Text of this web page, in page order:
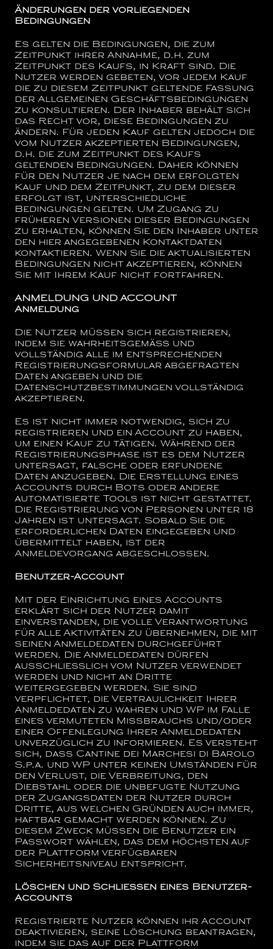
Änderungen der vorliegenden
Bedingungen
Es gelten die Bedingungen, die zum
Zeitpunkt ihrer Annahme, d.h. zum
Zeitpunkt des Kaufs, in Kraft sind. Die
Nutzer werden gebeten, vor jedem Kauf
die zu diesem Zeitpunkt geltende Fassung
der Allgemeinen Geschäftsbedingungen
zu konsultieren. Der Inhaber behält sich
das Recht vor, diese Bedingungen zu
ändern. Für jeden Kauf gelten jedoch die
vom Nutzer akzeptierten Bedingungen,
d.h. die zum Zeitpunkt des Kaufs
geltenden Bedingungen. Daher können
für den Nutzer je nach dem erfolgten
Kauf und dem Zeitpunkt, zu dem dieser
erfolgt ist, unterschiedliche
Bedingungen gelten. Um Zugang zu
früheren Versionen dieser Bedingungen
zu erhalten, können Sie den Inhaber unter
den hier angegebenen Kontaktdaten
kontaktieren. Wenn Sie die aktualisierten
Bedingungen nicht akzeptieren, können
Sie mit Ihrem Kauf nicht fortfahren.
ANMELDUNG UND ACCOUNT
Anmeldung
Die Nutzer müssen sich registrieren,
indem sie wahrheitsgemäß und
vollständig alle im entsprechenden
Registrierungsformular abgefragten
Daten angeben und die
Datenschutzbestimmungen vollständig
akzeptieren.
Es ist nicht immer notwendig, sich zu
registrieren und ein Account zu haben,
um einen Kauf zu tätigen. Während der
Registrierungsphase ist es dem Nutzer
untersagt, falsche oder erfundene
Daten anzugeben. Die Erstellung eines
Accounts durch Bots oder andere
automatisierte Tools ist nicht gestattet.
Die Registrierung von Personen unter 18
Jahren ist untersagt. Sobald Sie die
erforderlichen Daten eingegeben und
übermittelt haben, ist der
Anmeldevorgang abgeschlossen.
Benutzer-Account
Mit der Einrichtung eines Accounts
erklärt sich der Nutzer damit
einverstanden, die volle Verantwortung
für alle Aktivitäten zu übernehmen, die mit
seinen Anmeldedaten durchgeführt
werden. Die Anmeldedaten dürfen
ausschließlich vom Nutzer verwendet
werden und nicht an Dritte
weitergegeben werden. Sie sind
verpflichtet, die Vertraulichkeit Ihrer
Anmeldedaten zu wahren und WP im Falle
eines vermuteten Missbrauchs und/oder
einer Offenlegung Ihrer Anmeldedaten
unverzüglich zu informieren. Es versteht
sich, dass Cantine dei Marchesi di Barolo
S.p.a. und WP unter keinen Umständen für
den Verlust, die Verbreitung, den
Diebstahl oder die unbefugte Nutzung
der Zugangsdaten der Nutzer durch
Dritte, aus welchen Gründen auch immer,
haftbar gemacht werden können. Zu
diesem Zweck müssen die Benutzer ein
Passwort wählen, das dem höchsten auf
der Plattform verfügbaren
Sicherheitsniveau entspricht.
Löschen und Schließen eines Benutzer-
Accounts
Registrierte Nutzer können ihr Account
deaktivieren, seine Löschung beantragen,
indem sie das auf der Plattform